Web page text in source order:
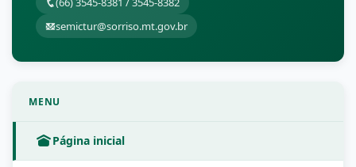
semictur@sorriso.mt.gov.br
MENU
Página inicial